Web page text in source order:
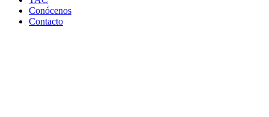
Conócenos
Contacto